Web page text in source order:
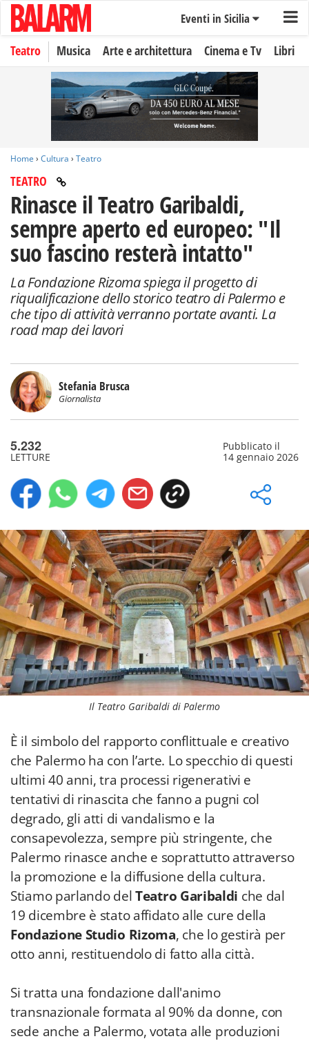
Eventi in Sicilia
Teatro Musica Arte e architettura Cinema e Tv Libri
Home › Cultura › Teatro
TEATRO
Rinasce il Teatro Garibaldi,
sempre aperto ed europeo: "Il
suo fascino resterà intatto"
La Fondazione Rizoma spiega il progetto di
riqualificazione dello storico teatro di Palermo e
che tipo di attività verranno portate avanti. La
road map dei lavori
Stefania Brusca
Giornalista
5.232
LETTURE
Pubblicato il
14 gennaio 2026
Il Teatro Garibaldi di Palermo
È il simbolo del rapporto conflittuale e creativo
che Palermo ha con l’arte. Lo specchio di questi
ultimi 40 anni, tra processi rigenerativi e
tentativi di rinascita che fanno a pugni col
degrado, gli atti di vandalismo e la
consapevolezza, sempre più stringente, che
Palermo rinasce anche e soprattutto attraverso
la promozione e la diffusione della cultura.
Stiamo parlando delTeatro Garibaldi che dal
19 dicembre è stato affidato alle cure della
Fondazione Studio Rizoma, che lo gestirà per
otto anni, restituendolo di fatto alla città.
Si tratta una fondazione dall'animo
transnazionale formata al 90% da donne, con
sede anche a Palermo, votata alle produzioni